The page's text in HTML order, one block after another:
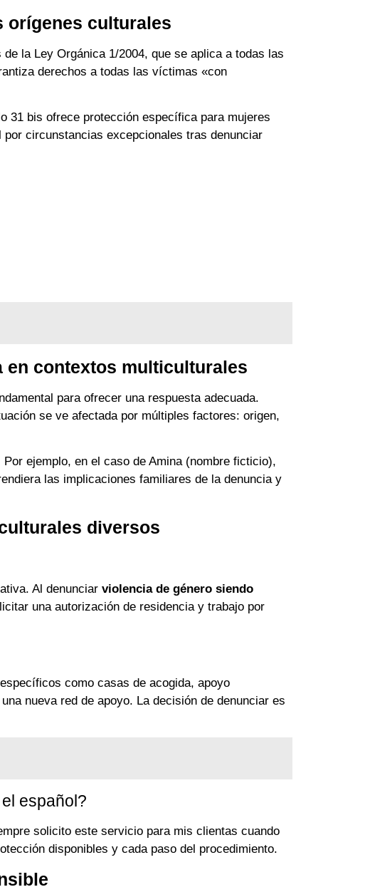
orígenes culturales
de la Ley Orgánica 1/2004, que se aplica a todas las
derechos a todas las víctimas «con
31 bis ofrece protección específica para mujeres
circunstancias excepcionales tras denunciar
en contextos multiculturales
para ofrecer una respuesta adecuada.
se ve afectada por múltiples factores: origen,
ejemplo, en el caso de Amina (nombre ficticio),
las implicaciones familiares de la denuncia y
diversos
Al denunciar violencia de género siendo
una autorización de residencia y trabajo por
como casas de acogida, apoyo
nueva red de apoyo. La decisión de denunciar es
español?
solicito este servicio para mis clientas cuando
disponibles y cada paso del procedimiento.